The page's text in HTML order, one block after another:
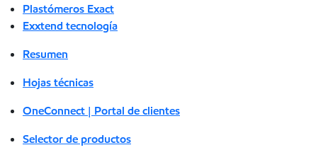
Plastómeros Exact
Exxtend tecnología
Resumen
Hojas técnicas
OneConnect | Portal de clientes
Selector de productos